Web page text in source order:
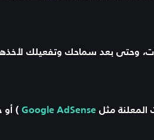
وحتى بعد سماحك وتفعيلك لأخذها
المعلنة مثل Google AdSense ) أو